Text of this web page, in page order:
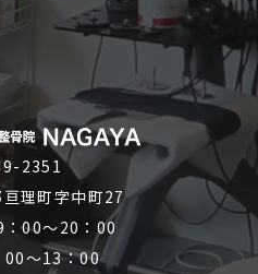
2351
理町字中町27
：00～20：00
00～13：00